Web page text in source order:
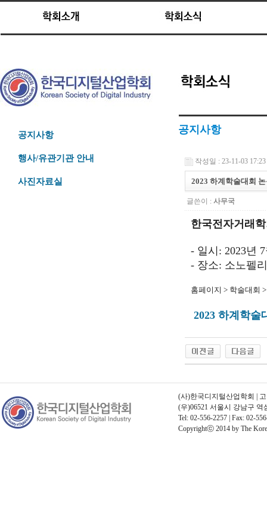
공지사항
행사/유관기관 안내
사진자료실
공지사항
작성일 : 23-11-03 17:23
2023 하계학술대회
글쓴이 : 사무국
한국전자거래
- 일시: 2023년
- 장소: 소노펠
홈페이지 > 학술대회
2023 하계학술
(사)한국디지털산업학회 |
(우)06521 서울시 강남구
Tel: 02-556-2257 | Fax: 02-
Copyrightⓒ 2014 by The